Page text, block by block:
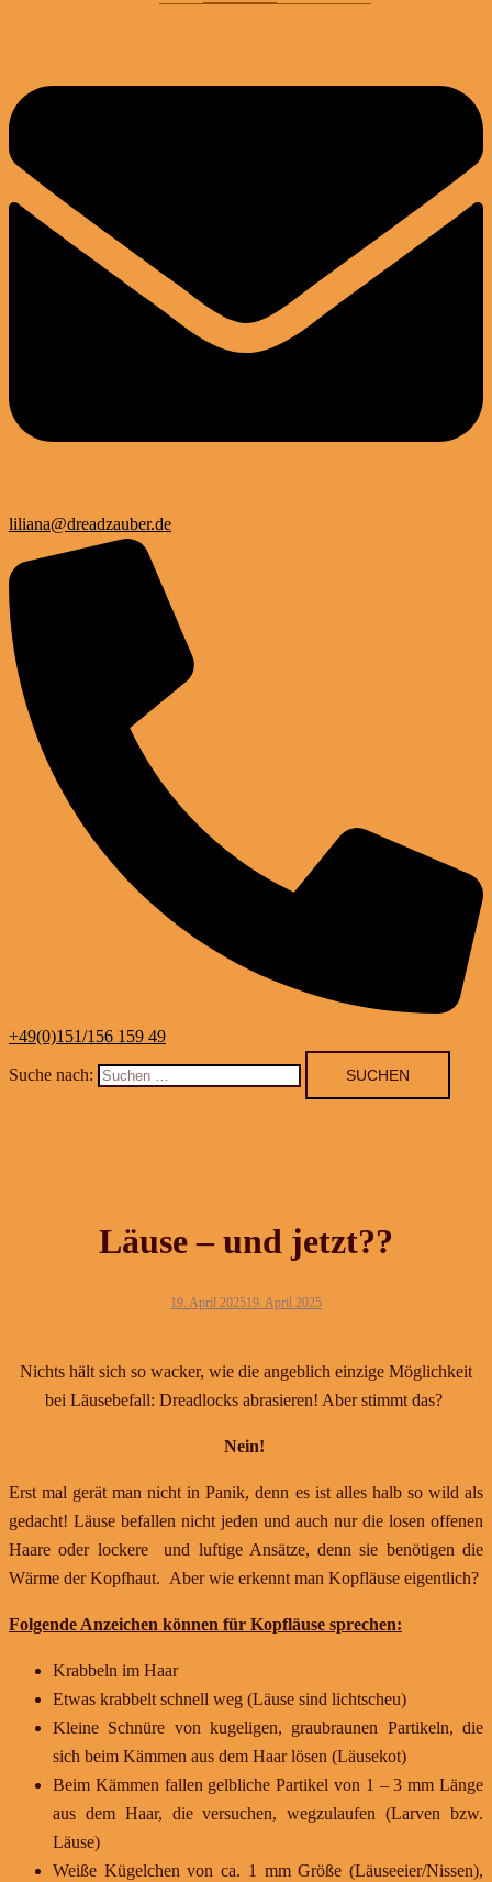
liliana@dreadzauber.de
+49(0)151/156 159 49
Suche nach:
Läuse – und jetzt??
19. April 202519. April 2025
Nichts hält sich so wacker, wie die angeblich einzige Möglichkeit
bei Läusebefall: Dreadlocks abrasieren! Aber stimmt das?
Nein!
Erst mal gerät man nicht in Panik, denn es ist alles halb so wild als
gedacht! Läuse befallen nicht jeden und auch nur die losen offenen
Haare oder lockere und luftige Ansätze, denn sie benötigen die
Wärme der Kopfhaut. Aber wie erkennt man Kopfläuse eigentlich?
Folgende Anzeichen können für Kopfläuse sprechen:
Krabbeln im Haar
Etwas krabbelt schnell weg (Läuse sind lichtscheu)
Kleine Schnüre von kugeligen, graubraunen Partikeln, die
sich beim Kämmen aus dem Haar lösen (Läusekot)
Beim Kämmen fallen gelbliche Partikel von 1 – 3 mm Länge
aus dem Haar, die versuchen, wegzulaufen (Larven bzw.
Läuse)
Weiße Kügelchen von ca. 1 mm Größe (Läuseeier/Nissen),